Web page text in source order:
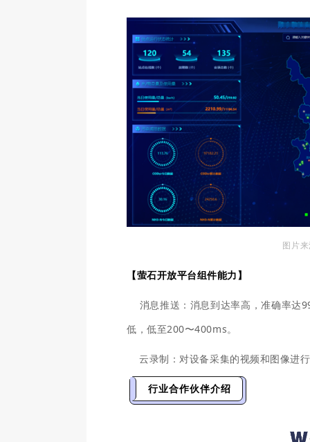
图片
【萤石开放平台组件能力】
消息推送 ：消息到达率高，准确率达
低，低至200〜400ms。
云录制 ：对设备采集的视频和图像进
行业合作伙伴介绍